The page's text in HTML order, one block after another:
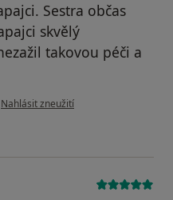
Sestra občas
skvělý
takovou péči a
podle názoru uživatele J.J.
Nahlásit zneužití